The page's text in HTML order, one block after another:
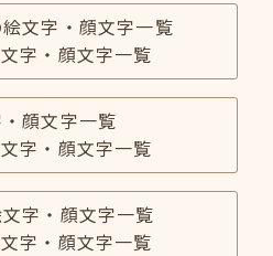
文字・顔文字一覧
字・顔文字一覧
顔文字一覧
字・顔文字一覧
字・顔文字一覧
字・顔文字一覧